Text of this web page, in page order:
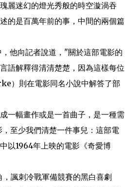
麗迷幻的燈光秀般的時空漩渦吞
的是百萬年前的事，中間的兩個篇
他向記者說道，"關於這部電影的
語解釋得清清楚楚，因為這樣每位
）則在電影同名小說中解答了部
一幅畫作或是一首曲子，是一種需
至少我們清楚一件事兒：這部電
以1964年上映的電影《奇愛博
諷刺冷戰軍備競賽的黑白喜劇